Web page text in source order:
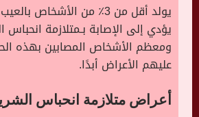
يولد أقل من 3٪ من الأشخاص
يؤدي إلى الإصابة بـمتلازمة انحباس
ومعظم الأشخاص المصابين بهذه
عليهم الأعراض أبدًا.
أعراض متلازمة انحباس